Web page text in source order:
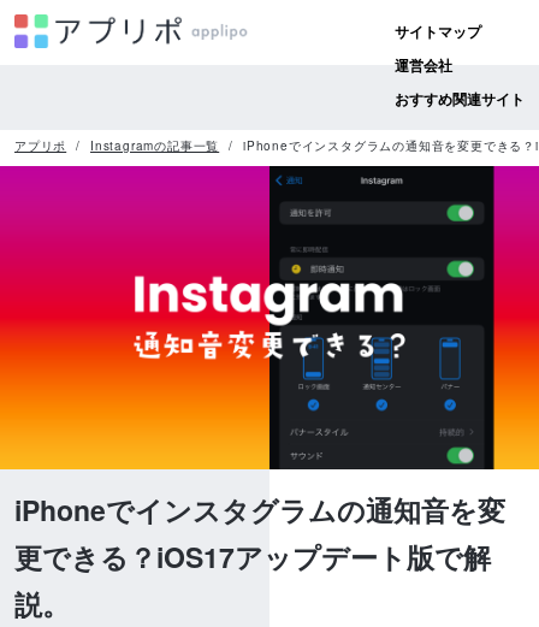
サイトマップ
運営会社
おすすめ関連サイト
アプリポ Instagramの記事一覧 iPhoneでインスタグラムの通知音を変更できる
iPhoneでインスタグラムの通知音を変
更できる？iOS17アップデート版で解
説。